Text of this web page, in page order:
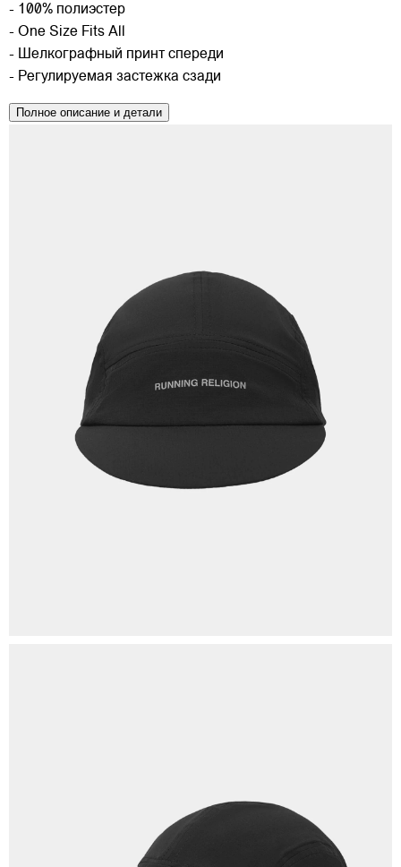
- 100% полиэстер
- One Size Fits All
- Шелкографный принт спереди
- Регулируемая застежка сзади
Полное описание и детали